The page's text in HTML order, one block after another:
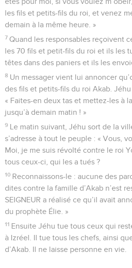
les fils et petits-fils du roi, et venez
demain à la même heure. »
7 Quand les responsables reçoivent
les 70 fils et petit-fils du roi et ils les
têtes dans des paniers et ils les
8 Un messager vient lui annoncer
des fils et petits-fils du roi Akab.
« Faites-en deux tas et mettez-les à
jusqu’à demain matin ! »
9 Le matin suivant, Jéhu sort de la
s’adresse à tout le peuple : « Vous,
Moi, je me suis révolté contre le roi
tous ceux-ci, qui les a tués ?
10 Reconnaissons-le : aucune des
dites contre la famille d’Akab n’est
SEIGNEUR a réalisé ce qu’il avait
du prophète Élie. »
11 Ensuite Jéhu tue tous ceux qui
à Izréel. Il tue tous les chefs, ainsi
d’Akab. Il ne laisse personne en vie.